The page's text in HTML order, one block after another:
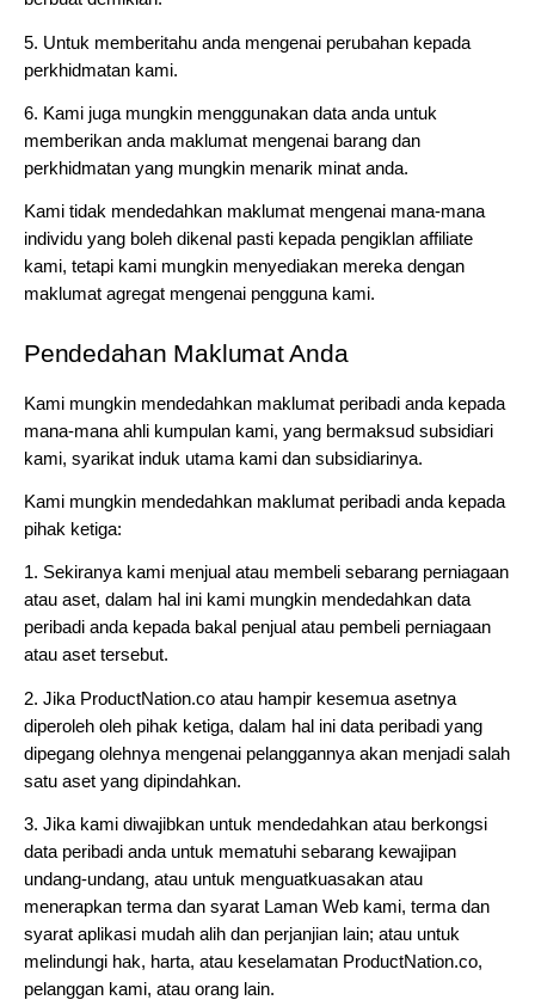
5. Untuk memberitahu anda mengenai perubahan kepada
perkhidmatan kami.
6. Kami juga mungkin menggunakan data anda untuk
memberikan anda maklumat mengenai barang dan
perkhidmatan yang mungkin menarik minat anda.
Kami tidak mendedahkan maklumat mengenai mana-mana
individu yang boleh dikenal pasti kepada pengiklan affiliate
kami, tetapi kami mungkin menyediakan mereka dengan
maklumat agregat mengenai pengguna kami.
Pendedahan Maklumat Anda
Kami mungkin mendedahkan maklumat peribadi anda kepada
mana-mana ahli kumpulan kami, yang bermaksud subsidiari
kami, syarikat induk utama kami dan subsidiarinya.
Kami mungkin mendedahkan maklumat peribadi anda kepada
pihak ketiga:
1. Sekiranya kami menjual atau membeli sebarang perniagaan
atau aset, dalam hal ini kami mungkin mendedahkan data
peribadi anda kepada bakal penjual atau pembeli perniagaan
atau aset tersebut.
2. Jika ProductNation.co atau hampir kesemua asetnya
diperoleh oleh pihak ketiga, dalam hal ini data peribadi yang
dipegang olehnya mengenai pelanggannya akan menjadi salah
satu aset yang dipindahkan.
3. Jika kami diwajibkan untuk mendedahkan atau berkongsi
data peribadi anda untuk mematuhi sebarang kewajipan
undang-undang, atau untuk menguatkuasakan atau
menerapkan terma dan syarat Laman Web kami, terma dan
syarat aplikasi mudah alih dan perjanjian lain; atau untuk
melindungi hak, harta, atau keselamatan ProductNation.co,
pelanggan kami, atau orang lain.